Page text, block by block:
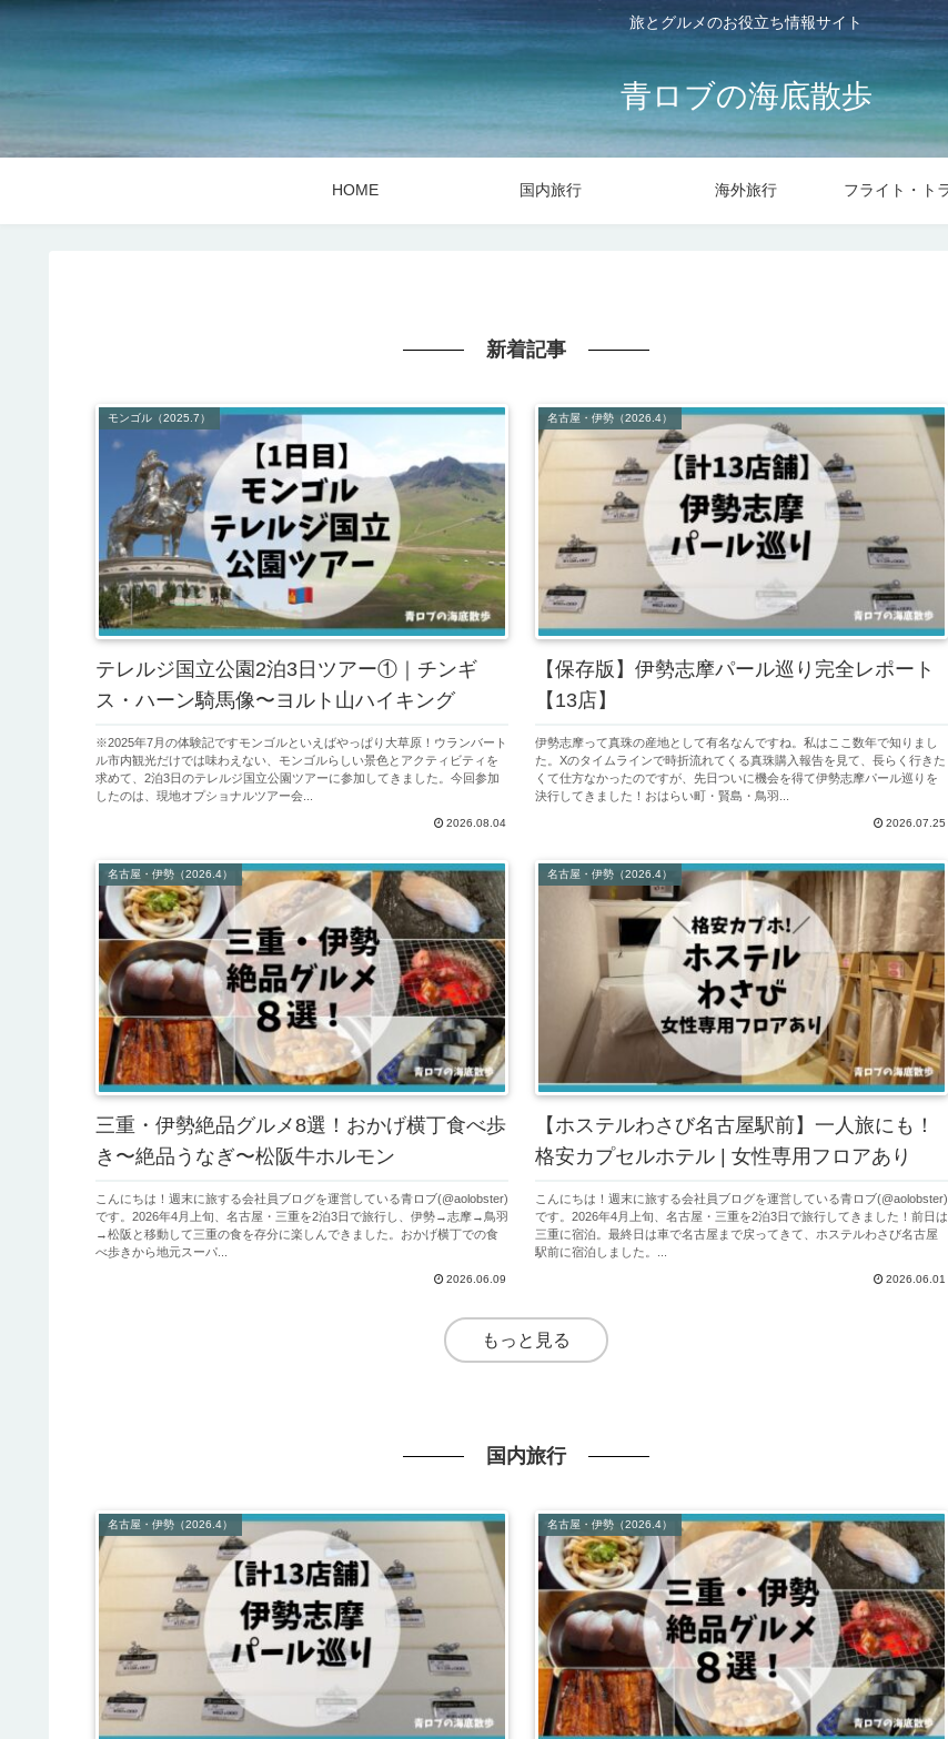
旅とグルメのお役立ち情報サイト
青ロブの海底散歩
HOME 国内旅行 海外旅行
新着記事
モンゴル（2025.7）
テレルジ国立公園2泊3日ツアー①｜チンギ
ス・ハーン騎馬像〜ヨルト山ハイキング
※2025年7月の体験記ですモンゴルといえばやっぱり大草原！ウランバート
ル市内観光だけでは味わえない、モンゴルらしい景色とアクティビティを
求めて、2泊3日のテレルジ国立公園ツアーに参加してきました。今回参加
したのは、現地オプショナルツアー会...
2026.08.04
名古屋・伊勢（2026.4）
【保存版】伊勢志摩パール巡り完全レポート
【13店】
伊勢志摩って真珠の産地として有名なんですね。私はここ数年で知りまし
た。Xのタイムラインで時折流れてくる真珠購入報告を見て、長らく行きた
くて仕方なかったのですが、先日ついに機会を得て伊勢志摩パール巡りを
決行してきました！おはらい町・賢島・鳥羽...
2026.07.25
名古屋・伊勢（2026.4）
三重・伊勢絶品グルメ8選！おかげ横丁食べ歩
き〜絶品うなぎ〜松阪牛ホルモン
こんにちは！週末に旅する会社員ブログを運営している青ロブ(@aolobster)
です。2026年4月上旬、名古屋・三重を2泊3日で旅行し、伊勢→志摩→鳥羽
→松阪と移動して三重の食を存分に楽しんできました。おかげ横丁での食
べ歩きから地元スーパ...
2026.06.09
名古屋・伊勢（2026.4）
【ホステルわさび名古屋駅前】一人旅にも！
格安カプセルホテル | 女性専用フロアあり
こんにちは！週末に旅する会社員ブログを運営している青ロブ(@aolobster)
です。2026年4月上旬、名古屋・三重を2泊3日で旅行してきました！前日は
三重に宿泊。最終日は車で名古屋まで戻ってきて、ホステルわさび名古屋
駅前に宿泊しました。...
2026.06.01
もっと見る
国内旅行
名古屋・伊勢（2026.4） 名古屋・伊勢（2026.4）